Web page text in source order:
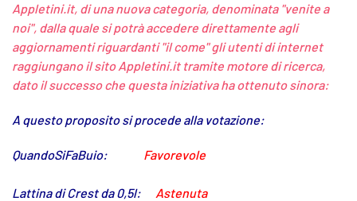
Appletini.it, di una nuova categoria, denominata "venite a
noi", dalla quale si potrà accedere direttamente agli
aggiornamenti riguardanti "il come" gli utenti di internet
raggiungano il sito Appletini.it tramite motore di ricerca,
dato il successo che questa iniziativa ha ottenuto sinora:
A questo proposito si procede alla votazione:
QuandoSiFaBuio: Favorevole
Lattina di Crest da 0,5l: Astenuta